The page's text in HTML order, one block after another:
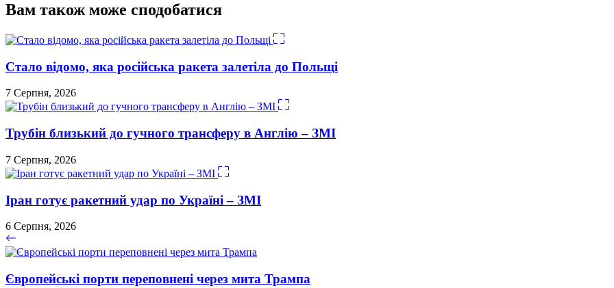
Вам також може сподобатися
Стало відомо, яка російська ракета залетіла до Польщі
7 Серпня, 2026
Трубін близький до гучного трансферу в Англію – ЗМІ
7 Серпня, 2026
Іран готує ракетний удар по Україні – ЗМІ
6 Серпня, 2026
Європейські порти переповнені через мита Трампа